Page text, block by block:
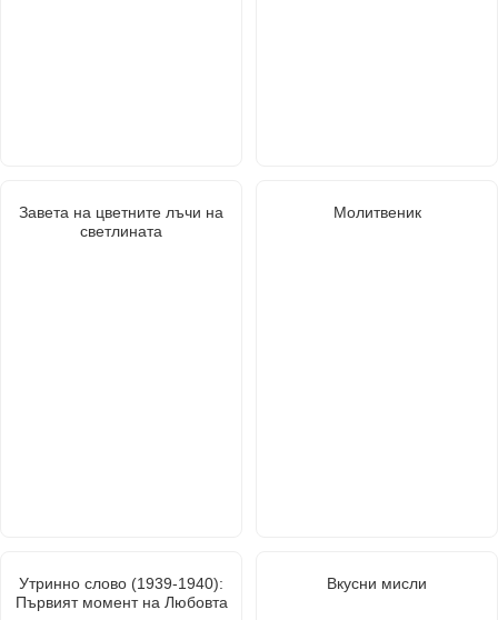
Завета на цветните лъчи на
светлината
Молитвеник
Утринно слово (1939-1940):
Първият момент на Любовта
Вкусни мисли